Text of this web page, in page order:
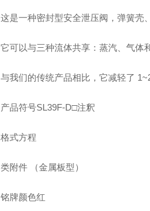
这是一种密封型安全泄压阀，弹簧壳
它可以与三种流体共享：蒸汽、气体
与我们的传统产品相比，它减轻了
产品符号SL39F-D□注釈
格式方程
类附件 （金属板型）
铭牌颜色红